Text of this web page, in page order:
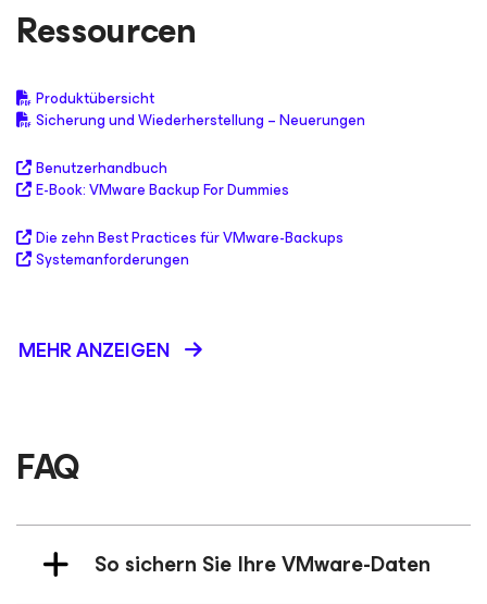
Ressourcen
Produktübersicht
Sicherung und Wiederherstellung – Neuerungen
Benutzerhandbuch
E-Book: VMware Backup For Dummies
Die zehn Best Practices für VMware-Backups
Systemanforderungen
MEHR ANZEIGEN
FAQ
So sichern Sie Ihre VMware-Daten